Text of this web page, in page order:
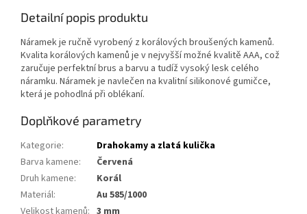
Detailní popis produktu
Náramek je ručně vyrobený z korálových broušených kamenů.
Kvalita korálových kamenů je v nejvyšší možné kvalitě AAA, což
zaručuje perfektní brus a barvu a tudíž vysoký lesk celého
náramku. Náramek je navlečen na kvalitní silikonové gumičce,
která je pohodlná při oblékaní.
Doplňkové parametry
Kategorie:
Drahokamy a zlatá kulička
Barva kamene:
Červená
Druh kamene:
Korál
Materiál:
Au 585/1000